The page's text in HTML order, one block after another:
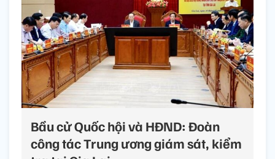
Bầu cử Quốc hội và HĐND: Đoàn
công tác Trung ương giám sát, kiểm